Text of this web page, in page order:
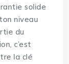
solide
niveau
du
c’est
la clé